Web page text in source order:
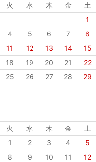
火 水 木 金
土
1
4 5 6 7
8
11 12 13 14
15
18 19 20 21
22
25 26 27 28
29
火 水 木 金
土
1
2 3 4
5
8 9 10 11
12